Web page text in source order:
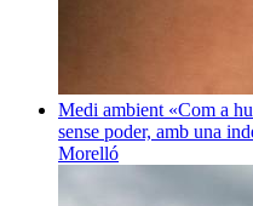
Medi ambient «Com a
sense poder, amb una
Morelló